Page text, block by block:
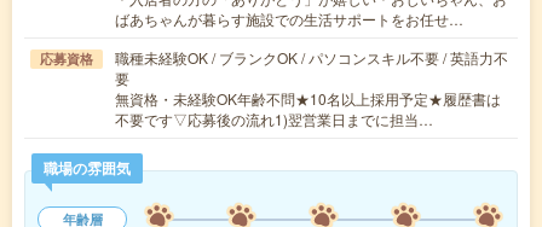
ばあちゃんが暮らす施設での生活サポートをお任せ…
応募資格
職種未経験OK / ブランクOK / パソコンスキル不要 / 英語力不
要
無資格・未経験OK年齢不問★10名以上採用予定★履歴書は
不要です▽応募後の流れ1)翌営業日までに担当…
職場の雰囲気
年齢層